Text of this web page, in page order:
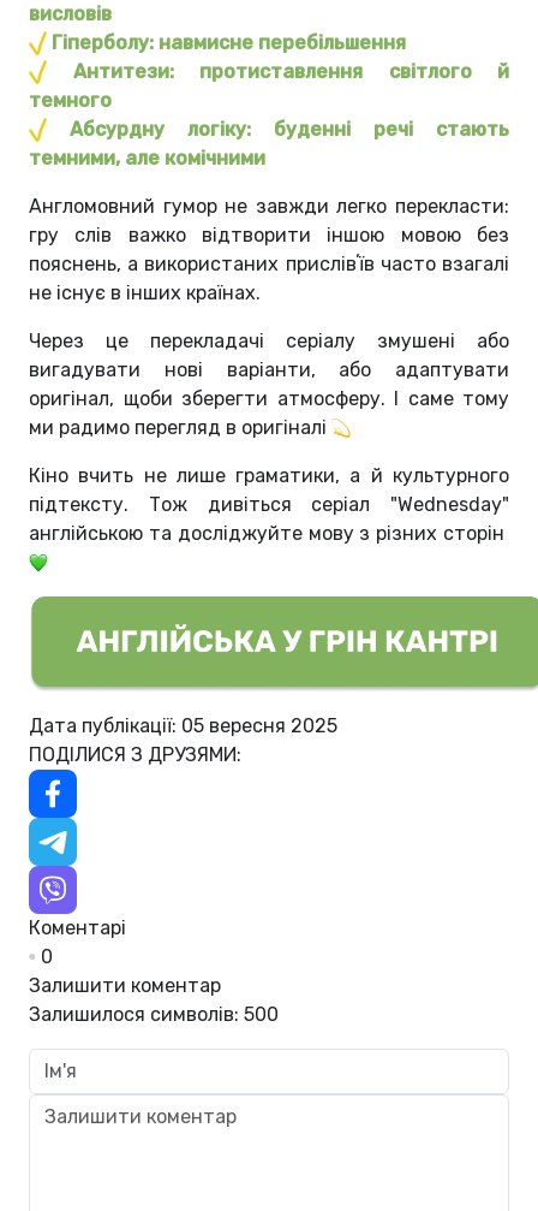
висловів
Гіперболу: навмисне перебільшення
Антитези: протиставлення світлого й
темного
Абсурдну логіку: буденні речі стають
темними, але комічними
Англомовний гумор не завжди легко перекласти:
гру слів важко відтворити іншою мовою без
пояснень, а використаних прислівʼїв часто взагалі
не існує в інших країнах.
Через це перекладачі серіалу змушені або
вигадувати нові варіанти, або адаптувати
оригінал, щоби зберегти атмосферу. І саме тому
ми радимо перегляд в оригіналі
Кіно вчить не лише граматики, а й культурного
підтексту. Тож дивіться серіал "Wednesday"
англійською та досліджуйте мову з різних сторін
Дата публікації: 05 вересня 2025
ПОДІЛИСЯ З ДРУЗЯМИ:
Коментарі
0
Залишити коментар
Залишилося символів: 500